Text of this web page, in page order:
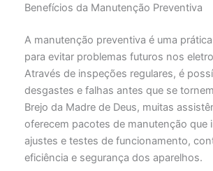
Benefícios da Manutenção Preventiva
A manutenção preventiva é uma
para evitar problemas futuros nos
Através de inspeções regulares, é
desgastes e falhas antes que se
Brejo da Madre de Deus, muitas
oferecem pacotes de manutenção que
ajustes e testes de funcionamento,
eficiência e segurança dos aparelhos.